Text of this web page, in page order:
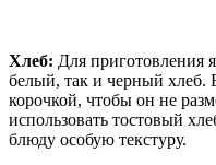
Хлеб: Для приготовления
белый, так и черный хлеб.
корочкой, чтобы он не
использовать тостовый
блюду особую текстуру.